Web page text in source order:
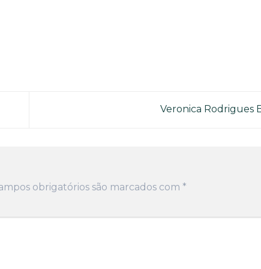
Veronica Rodrigues
obrigatórios são marcados com *